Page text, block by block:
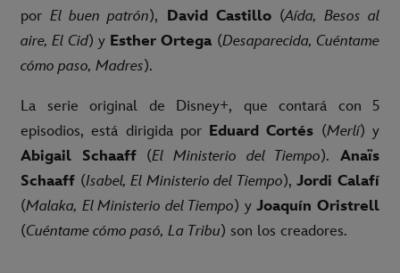
porEl buen patrón), David Castillo(Aída, Besos al
aire, El Cid) yEsther Ortega (Desaparecida, Cuéntame
cómo paso, Madres).
La serie original de Disney+, que contará con 5
episodios, está dirigida por Eduard Cortés (Merlí) y
Abigail Schaaff(El Ministerio del Tiempo).Anaïs
Schaaff (Isabel, El Ministerio del Tiempo),Jordi Calafí
(Malaka, El Ministerio del Tiempo) yJoaquín Oristrell
(Cuéntame cómo pasó, La Tribu) son los creadores.